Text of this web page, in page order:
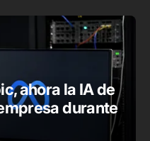
ahora la IA de
durante